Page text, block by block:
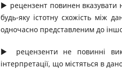
▶ рецензент повинен вказувати
будь-яку істотну схожість між
одночасно представленим до
▶ рецензенти не повинні
інтерпретації, що містяться в